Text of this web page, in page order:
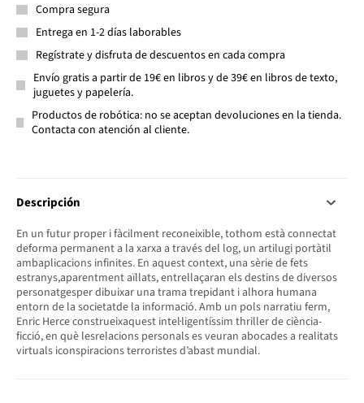
Compra segura
Entrega en 1-2 días laborables
Regístrate y disfruta de descuentos en cada compra
Envío gratis a partir de 19€ en libros y de 39€ en libros de texto,
juguetes y papelería.
Productos de robótica: no se aceptan devoluciones en la tienda.
Contacta con atención al cliente.
Descripción
En un futur proper i fàcilment reconeixible, tothom està connectat
deforma permanent a la xarxa a través del log, un artilugi portàtil
ambaplicacions infinites. En aquest context, una sèrie de fets
estranys,aparentment aïllats, entrellaçaran els destins de diversos
personatgesper dibuixar una trama trepidant i alhora humana
entorn de la societatde la informació. Amb un pols narratiu ferm,
Enric Herce construeixaquest intel·ligentíssim thriller de ciència-
ficció, en què lesrelacions personals es veuran abocades a realitats
virtuals iconspiracions terroristes d’abast mundial.